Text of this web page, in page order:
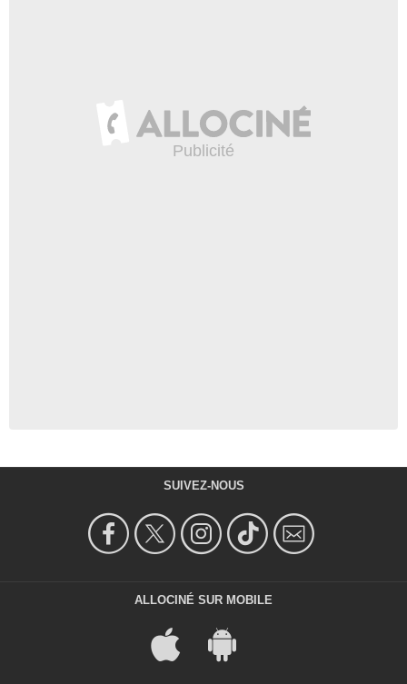
SUIVEZ-NOUS
ALLOCINÉ SUR MOBILE